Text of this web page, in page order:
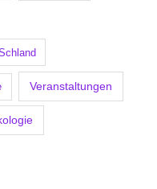
Veranstaltungen